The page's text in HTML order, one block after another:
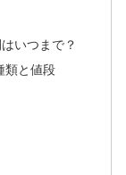
いつまで？
類と値段